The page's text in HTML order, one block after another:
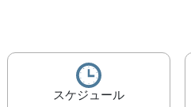
スケジュール